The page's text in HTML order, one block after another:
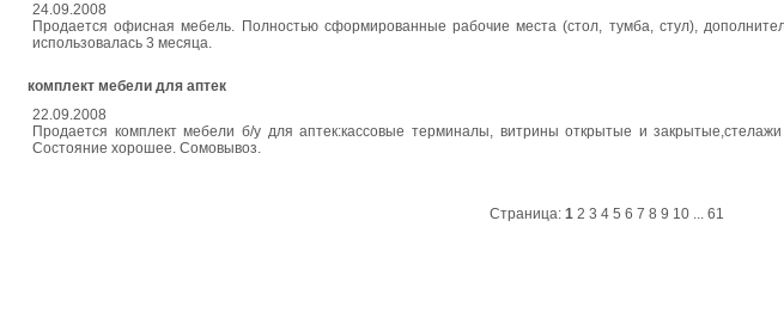
24.09.2008
Продается офисная мебель. Полностью сформированные рабочие места (стол, тумба, стул),
использовалась 3 месяца.
комплект мебели для аптек
22.09.2008
Продается комплект мебели б/у для аптек:кассовые терминалы, витрины открытые и
Состояние хорошее. Сомовывоз.
Страница: 1 2 3 4 5 6 7 8 9 10... 61